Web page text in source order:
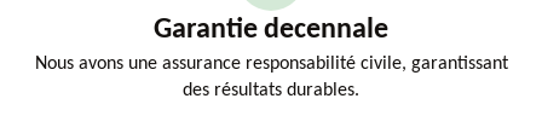
Garantie decennale
Nous avons une assurance responsabilité civile, garantissant
des résultats durables.